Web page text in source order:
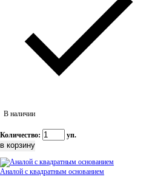
В наличии
Количество: уп.
Аналой с квадратным основанием